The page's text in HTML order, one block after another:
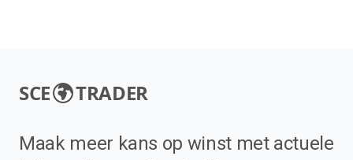
SCE TRADER
Maak meer kans op winst met actuele